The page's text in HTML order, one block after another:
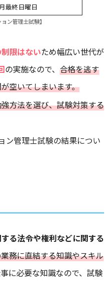
最終日曜日
ョン管理士試験】
限はないため幅広い世代が
の実施なので、 合格を逃す
空いてしまいます。
方法を選び、試験対策する
ン管理士試験の結果につい
る法令や権利などに関する
務に直結する知識やスキル
に必要な知識なので、試験